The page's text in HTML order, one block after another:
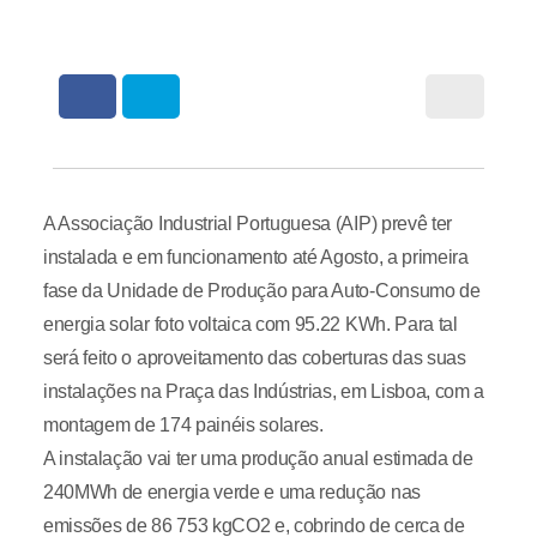
A Associação Industrial Portuguesa (AIP) prevê ter
instalada e em funcionamento até Agosto, a primeira
fase da Unidade de Produção para Auto-Consumo de
energia solar foto voltaica com 95.22 KWh. Para tal
será feito o aproveitamento das coberturas das suas
instalações na Praça das Indústrias, em Lisboa, com a
montagem de 174 painéis solares.
A instalação vai ter uma produção anual estimada de
240MWh de energia verde e uma redução nas
emissões de 86 753 kgCO2 e, cobrindo de cerca de